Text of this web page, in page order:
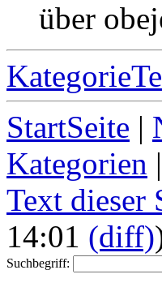
über
StartSeite |
Kategorien |
Text dieser
14:01 (diff)
Suchbegriff: